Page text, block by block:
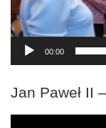
00:00
Jan Paweł II